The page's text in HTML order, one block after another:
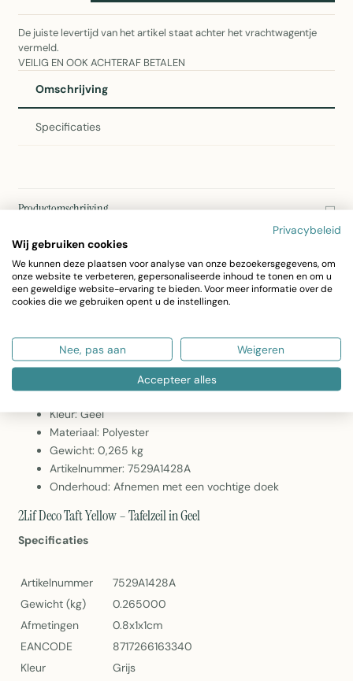
De juiste levertijd van het artikel staat achter het vrachtwagentje
vermeld.
VEILIG EN OOK ACHTERAF BETALEN
Omschrijving
Specificaties
Productomschrijving
2Lif Deco Taft Yellow Tafelzeil
Het Deco Taft Yellow tafelzeil van 2Lif is een hoogwaardige
tafelkleed in een frisse gele kleur. Met afmetingen van 150 cm
x 3 meter is het geschikt voor de meeste eettafels. Het
mooie bescherming voor uw tafel.
Afmetingen: 150 cm x 3 meter
Kleur: Geel
Materiaal: Polyester
Gewicht: 0,265 kg
Artikelnummer: 7529A1428A
Onderhoud: Afnemen met een vochtige doek
2Lif Deco Taft Yellow – Tafelzeil in Geel
Specificaties
Artikelnummer
7529A1428A
Gewicht (kg)
0.265000
Afmetingen
0.8x1x1cm
EANCODE
8717266163340
Kleur
Grijs
Privacybeleid
Wij gebruiken cookies
We kunnen deze plaatsen voor analyse van onze bezoekersgegevens, om
onze website te verbeteren, gepersonaliseerde inhoud te tonen en om u
een geweldige website-ervaring te bieden. Voor meer informatie over de
cookies die we gebruiken opent u de instellingen.
Nee, pas aan Weigeren
Accepteer alles